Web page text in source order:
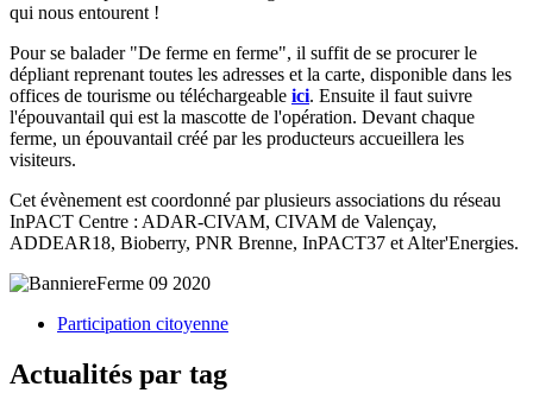
qui nous entourent !
Pour se balader "De ferme en ferme", il suffit de se procurer le
dépliant reprenant toutes les adresses et la carte, disponible dans les
offices de tourisme ou téléchargeable ici. Ensuite il faut suivre
l'épouvantail qui est la mascotte de l'opération. Devant chaque
ferme, un épouvantail créé par les producteurs accueillera les
visiteurs.
Cet évènement est coordonné par plusieurs associations du réseau
InPACT Centre : ADAR-CIVAM, CIVAM de Valençay,
ADDEAR18, Bioberry, PNR Brenne, InPACT37 et Alter'Energies.
Participation citoyenne
Actualités par tag